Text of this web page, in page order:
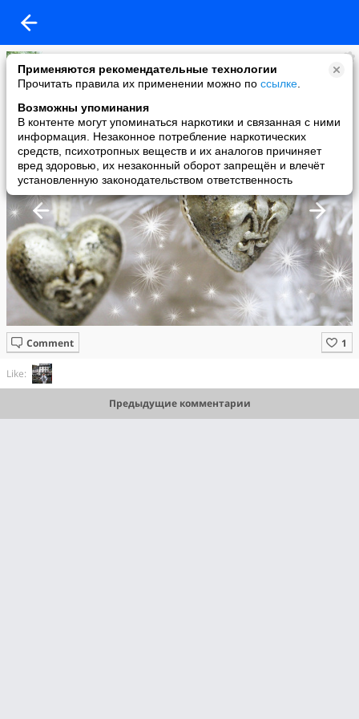
Применяются рекомендательные технологии
Прочитать правила их применении можно по ссылке
Возможны упоминания
В контенте могут упоминаться наркотики и связанная с ними
информация. Незаконное потребление наркотических
средств, психотропных веществ и их аналогов причиняет
вред здоровью, их незаконный оборот запрещён и влечёт
установленную законодательством ответственность
Дуся-Маруся
added a photo
30 Dec в 20:21
Comment
Like:
Предыдущие комментарии